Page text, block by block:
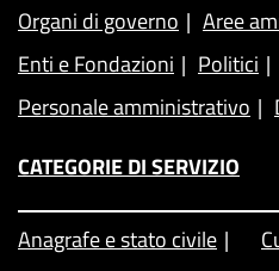
Organi di governo Aree
Enti e Fondazioni
Politici
Personale amministrativo
CATEGORIE DI SERVIZIO
Anagrafe e stato civile